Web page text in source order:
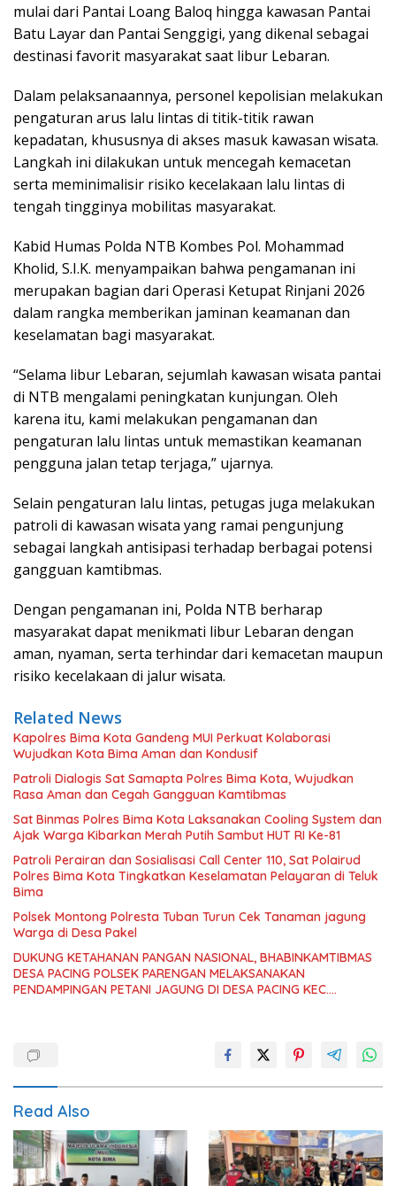
mulai dari Pantai Loang Baloq hingga kawasan Pantai
Batu Layar dan Pantai Senggigi, yang dikenal sebagai
destinasi favorit masyarakat saat libur Lebaran.
Dalam pelaksanaannya, personel kepolisian melakukan
pengaturan arus lalu lintas di titik-titik rawan
kepadatan, khususnya di akses masuk kawasan wisata.
Langkah ini dilakukan untuk mencegah kemacetan
serta meminimalisir risiko kecelakaan lalu lintas di
tengah tingginya mobilitas masyarakat.
Kabid Humas Polda NTB Kombes Pol. Mohammad
Kholid, S.I.K. menyampaikan bahwa pengamanan ini
merupakan bagian dari Operasi Ketupat Rinjani 2026
dalam rangka memberikan jaminan keamanan dan
keselamatan bagi masyarakat.
“Selama libur Lebaran, sejumlah kawasan wisata pantai
di NTB mengalami peningkatan kunjungan. Oleh
karena itu, kami melakukan pengamanan dan
pengaturan lalu lintas untuk memastikan keamanan
pengguna jalan tetap terjaga,” ujarnya.
Selain pengaturan lalu lintas, petugas juga melakukan
patroli di kawasan wisata yang ramai pengunjung
sebagai langkah antisipasi terhadap berbagai potensi
gangguan kamtibmas.
Dengan pengamanan ini, Polda NTB berharap
masyarakat dapat menikmati libur Lebaran dengan
aman, nyaman, serta terhindar dari kemacetan maupun
risiko kecelakaan di jalur wisata.
Related News
Kapolres Bima Kota Gandeng MUI Perkuat Kolaborasi
Wujudkan Kota Bima Aman dan Kondusif
Patroli Dialogis Sat Samapta Polres Bima Kota, Wujudkan
Rasa Aman dan Cegah Gangguan Kamtibmas
Sat Binmas Polres Bima Kota Laksanakan Cooling System dan
Ajak Warga Kibarkan Merah Putih Sambut HUT RI Ke-81
Patroli Perairan dan Sosialisasi Call Center 110, Sat Polairud
Polres Bima Kota Tingkatkan Keselamatan Pelayaran di Teluk
Bima
Polsek Montong Polresta Tuban Turun Cek Tanaman jagung
Warga di Desa Pakel
DUKUNG KETAHANAN PANGAN NASIONAL, BHABINKAMTIBMAS
DESA PACING POLSEK PARENGAN MELAKSANAKAN
PENDAMPINGAN PETANI JAGUNG DI DESA PACING KEC.
Read Also